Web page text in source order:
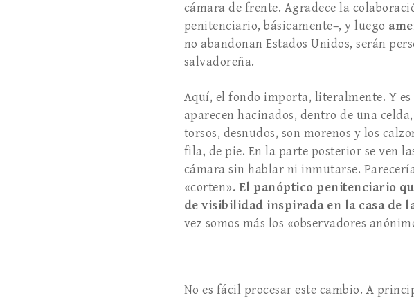
cámara de frente. Agradece la
penitenciario, básicamente–, y luego
no abandonan Estados Unidos, serán
salvadoreña.
Aquí, el fondo importa, literalmente. Y
aparecen hacinados, dentro de una
torsos, desnu­dos, son morenos y los
fila, de pie. En la parte posterior se ven
cámara sin hablar ni inmutarse.
«corten». El panóptico peni­tenciario
de visibilidad inspirada en la casa de
vez somos más los «observadores
No es fácil procesar este cambio. A